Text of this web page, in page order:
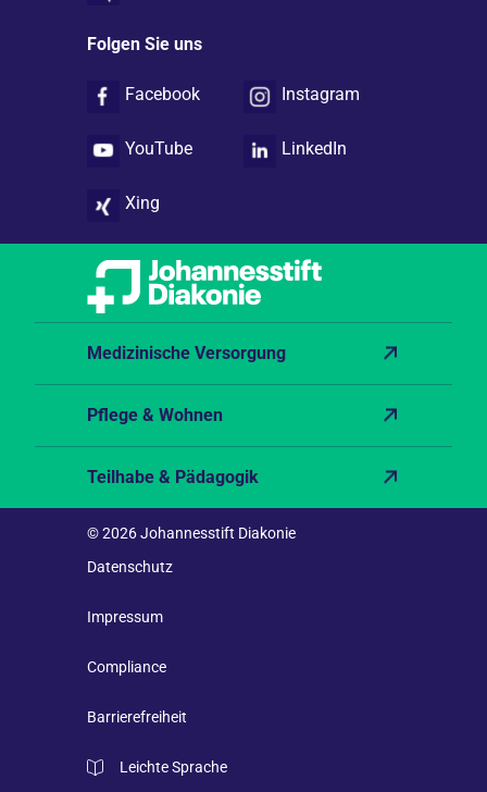
Folgen Sie uns
Facebook Instagram
YouTube LinkedIn
Xing
Medizinische Versorgung
Pflege & Wohnen
Teilhabe & Pädagogik
© 2026 Johannesstift Diakonie
Datenschutz
Impressum
Compliance
Barrierefreiheit
Leichte Sprache